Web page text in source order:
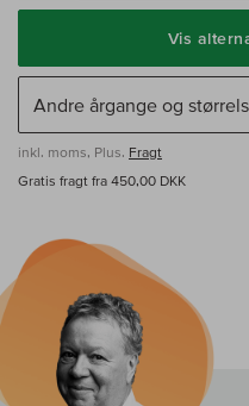
Vis
inkl. moms, Plus. Fragt
Gratis fragt fra 450,00 DKK